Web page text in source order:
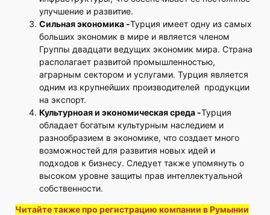
улучшение и развитие.
Сильная экономика -Турция имеет одну из самых
больших экономик в мире и является членом
Группы двадцати ведущих экономик мира. Страна
располагает развитой промышленностью,
аграрным сектором и услугами. Турция является
одним из крупнейших производителей продукции
на экспорт.
Культурноая и экономическая среда -Турция
обладает богатым культурным наследием и
разнообразием в экономике, что создает много
возможностей для развития новых идей и
подходов к бизнесу. Следует также упомянуть о
высоком уровне защиты прав интеллектуальной
собственности.
Читайте также про регистрацию компании в Румынии